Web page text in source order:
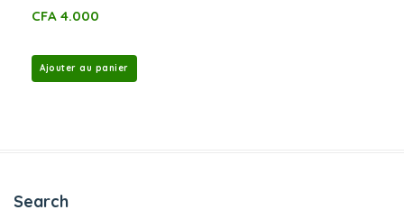
CFA 4.000
Ajouter au panier
Search